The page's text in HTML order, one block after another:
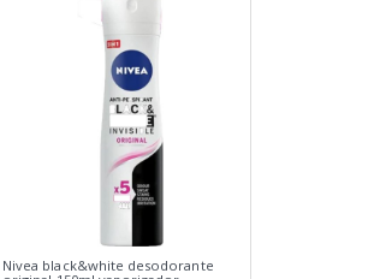
Nivea black&white desodorante